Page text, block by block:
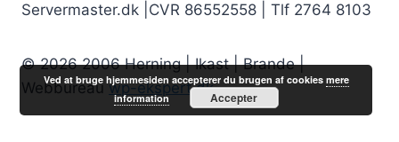
Servermaster.dk |CVR 86552558 | Tlf 2764 8103
© 2026 2006 Herning | Ikast | Brande |
Webbureauwp-ekspert.dk
Ved at bruge hjemmesiden accepterer du brugen af cookies mere
information
Accepter